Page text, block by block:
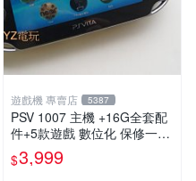
遊戲機 專賣店 5387
PSV 1007 主機 +16G全套配
件+5款遊戲 數位化 保修一年
品質有保障
$3,999